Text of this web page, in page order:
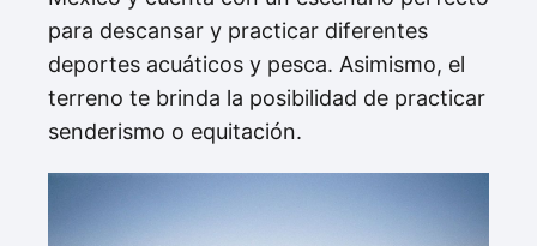
para descansar y practicar diferentes
deportes acuáticos y pesca. Asimismo, el
terreno te brinda la posibilidad de practicar
senderismo o equitación.